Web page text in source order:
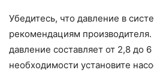
Убедитесь, что давление в
рекомендациям
давление составляет от 2,8 до
необходимости установите